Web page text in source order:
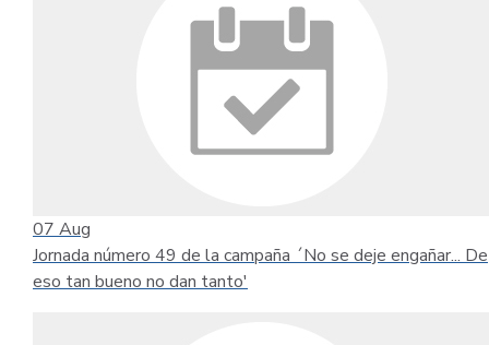
07 Aug
Jornada número 49 de la campaña ´No se deje engañar... De
eso tan bueno no dan tanto'